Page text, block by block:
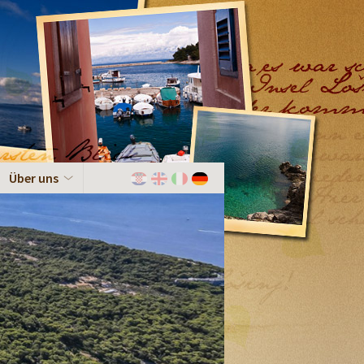
Hrvatski
EnglishItalianoDeutch
Über uns